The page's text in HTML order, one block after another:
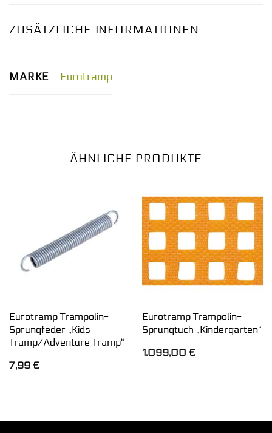
ZUSÄTZLICHE INFORMATIONEN
MARKE Eurotramp
ÄHNLICHE PRODUKTE
Eurotramp Trampolin-
Sprungfeder „Kids
Tramp/Adventure Tramp“
7,99 €
Eurotramp Trampolin-
Sprungtuch „Kindergarten“
1.099,00 €